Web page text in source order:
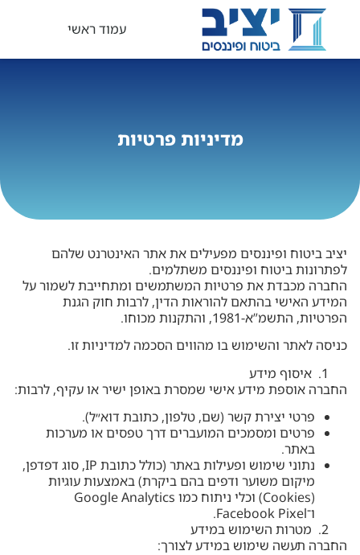
עמוד ראשי
מדיניות פרטיות
יציב ביטוח ופיננסים מפעילים את אתר האינטרנט שלהם
לפתרונות ביטוח ופיננסים משתלמים.
החברה מכבדת את פרטיות המשתמשים ומתחייבת לשמור על
המידע האישי בהתאם להוראות הדין, לרבות חוק הגנת
הפרטיות, התשמ”א-1981, והתקנות מכוחו.
כניסה לאתר והשימוש בו מהווים הסכמה למדיניות זו.
איסוף מידע
החברה אוספת מידע אישי שמסרת באופן ישיר או עקיף, לרבות:
פרטי יצירת קשר (שם, טלפון, כתובת דוא״ל).
פרטים ומסמכים המועברים דרך טפסים או מערכות
באתר.
נתוני שימוש ופעילות באתר (כולל כתובת IP, סוג דפדפן,
מיקום משוער ודפים בהם ביקרת) באמצעות עוגיות
(Cookies) וכלי ניתוח כמו Google Analytics
ו־Facebook Pixel.
מטרות השימוש במידע
החברה תעשה שימוש במידע לצורך: